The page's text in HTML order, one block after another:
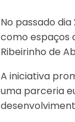
No passado
como espaços
Ribeirinho de
A iniciativa
uma parceria